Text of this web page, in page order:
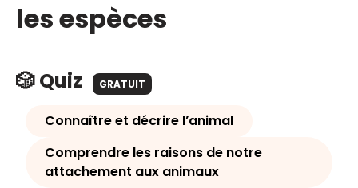
les espèces
🎲 Quiz GRATUIT
Connaître et décrire l’animal
Comprendre les raisons de notre
attachement aux animaux